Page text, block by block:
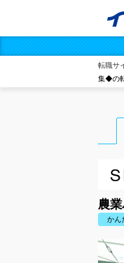
転職サ
集◆の
農
かん